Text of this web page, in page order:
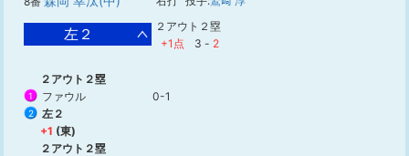
左２
２アウト２塁
+1点
3 - 2
２アウト２塁
1 ファウル 0-1
2
左２
+1 (東)
２アウト２塁